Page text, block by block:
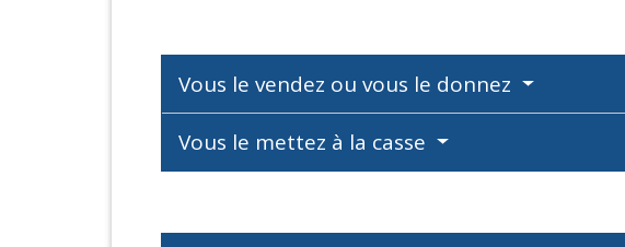
Vous le vendez ou vous le donnez
Vous le mettez à la casse